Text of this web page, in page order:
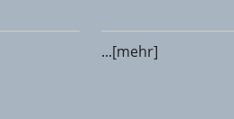
...[mehr]